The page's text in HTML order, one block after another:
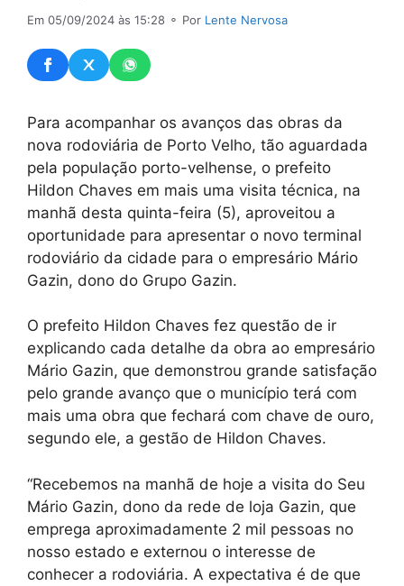
Em 05/09/2024 às 15:28 ⚬ Por Lente Nervosa
Para acompanhar os avanços das obras da
nova rodoviária de Porto Velho, tão aguardada
pela população porto-velhense, o prefeito
Hildon Chaves em mais uma visita técnica, na
manhã desta quinta-feira (5), aproveitou a
oportunidade para apresentar o novo terminal
rodoviário da cidade para o empresário Mário
Gazin, dono do Grupo Gazin.
O prefeito Hildon Chaves fez questão de ir
explicando cada detalhe da obra ao empresário
Mário Gazin, que demonstrou grande satisfação
pelo grande avanço que o município terá com
mais uma obra que fechará com chave de ouro,
segundo ele, a gestão de Hildon Chaves.
“Recebemos na manhã de hoje a visita do Seu
Mário Gazin, dono da rede de loja Gazin, que
emprega aproximadamente 2 mil pessoas no
nosso estado e externou o interesse de
conhecer a rodoviária. A expectativa é de que